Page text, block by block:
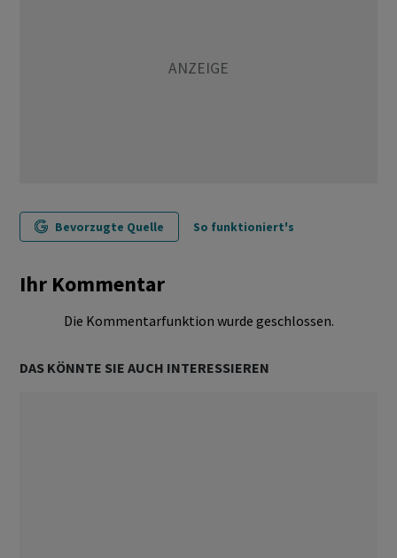
Bevorzugte Quelle So funktioniert's
Ihr Kommentar
Die Kommentarfunktion wurde geschlossen.
DAS KÖNNTE SIE AUCH INTERESSIEREN